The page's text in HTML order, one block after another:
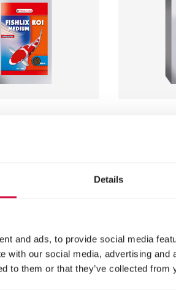
Details
and ads, to provide social media
with our social media, advertising
to them or that they’ve collected